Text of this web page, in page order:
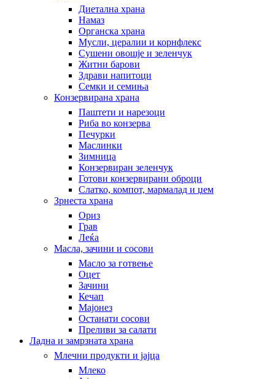
Диетална храна
Намаз
Органска храна
Мусли, цералии и корнфлекс
Сушени овошје и зеленчук
Житни барови
Здрави напитоци
Семки и семиња
Конзервирана храна
Паштети и нарезоци
Риба во конзерва
Печурки
Маслинки
Зимница
Конзервиран зеленчук
Готови конзервирани оброци
Слатко, компот, мармалад и џем
Зрнеста храна
Ориз
Грав
Леќа
Масла, зачини и сосови
Масло за готвење
Оцет
Зачини
Кечап
Мајонез
Останати сосови
Преливи за салати
Ладна и замрзната храна
Млечни продукти и јајца
Млеко